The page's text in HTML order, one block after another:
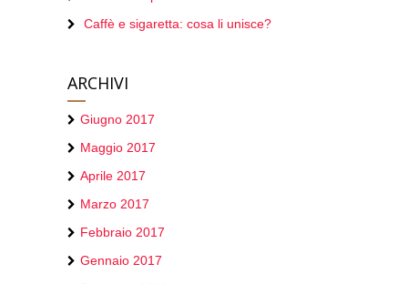
Caffè e sigaretta: cosa li unisce?
ARCHIVI
Giugno 2017
Maggio 2017
Aprile 2017
Marzo 2017
Febbraio 2017
Gennaio 2017